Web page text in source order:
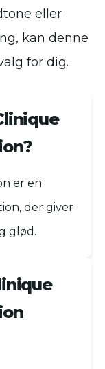
eller
kan denne
for dig.
er en
der giver
glød.